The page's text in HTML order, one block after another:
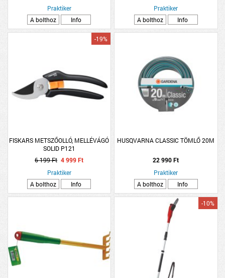
Praktiker
A bolthoz
Info
Praktiker
A bolthoz
Info
FISKARS METSZŐOLLÓ, MELLÉVÁGÓ
SOLID P121
-19%
6 199 Ft 4 999 Ft
Praktiker
A bolthoz
Info
HUSQVARNA CLASSIC TÖMLŐ 20M
22 990 Ft
Praktiker
A bolthoz
Info
-10%